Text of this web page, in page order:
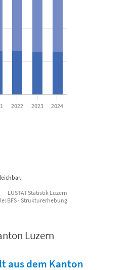
2022 2023 2024
LUSTAT Statistik Luzern
BFS - Strukturerhebung
Luzern
aus dem Kanton